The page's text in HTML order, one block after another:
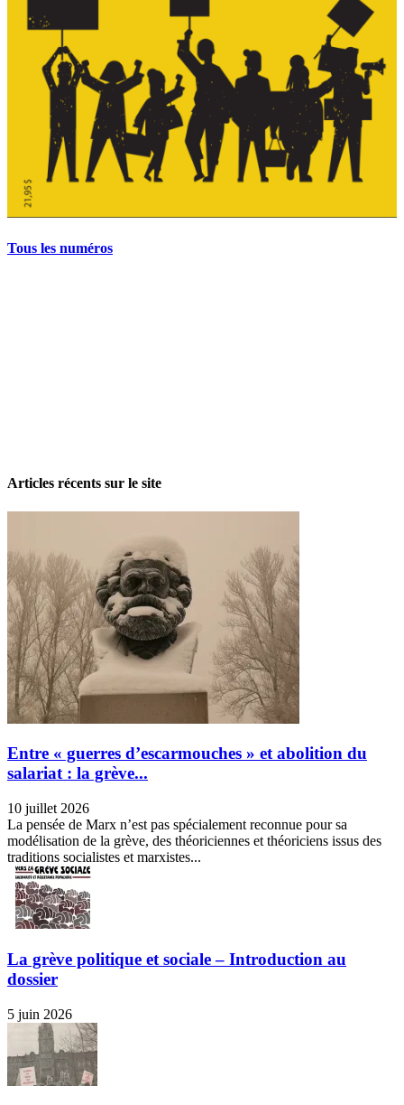
Tous les numéros
Articles récents sur le site
Entre « guerres d’escarmouches » et abolition du
salariat : la grève...
10 juillet 2026
La pensée de Marx n’est pas spécialement reconnue pour sa
modélisation de la grève, des théoriciennes et théoriciens issus des
traditions socialistes et marxistes...
La grève politique et sociale – Introduction au
dossier
5 juin 2026